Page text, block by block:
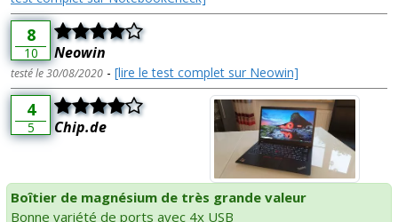
8
10 Neowin
testé le 30/08/2020 - [lire le test complet sur Neowin]
4
5 Chip.de
Boîtier de magnésium de très grande valeur
Bonne variété de ports avec 4x USB